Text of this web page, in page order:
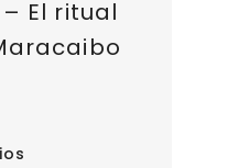
El ritual